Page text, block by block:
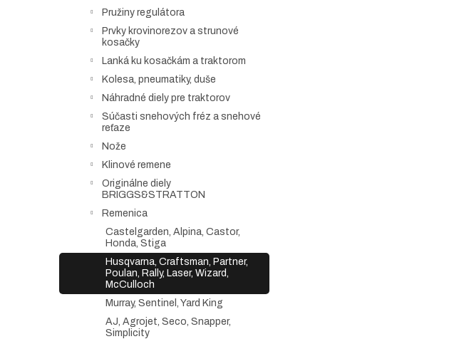
Pružiny regulátora
Prvky krovinorezov a strunové
kosačky
Lanká ku kosačkám a traktorom
Kolesa, pneumatiky, duše
Náhradné diely pre traktorov
Súčasti snehových fréz a snehové
reťaze
Nože
Klinové remene
Originálne diely
BRIGGS&STRATTON
Remenica
Castelgarden, Alpina, Castor,
Honda, Stiga
Husqvarna, Craftsman, Partner,
Poulan, Rally, Laser, Wizard,
McCulloch
Murray, Sentinel, Yard King
AJ, Agrojet, Seco, Snapper,
Simplicity